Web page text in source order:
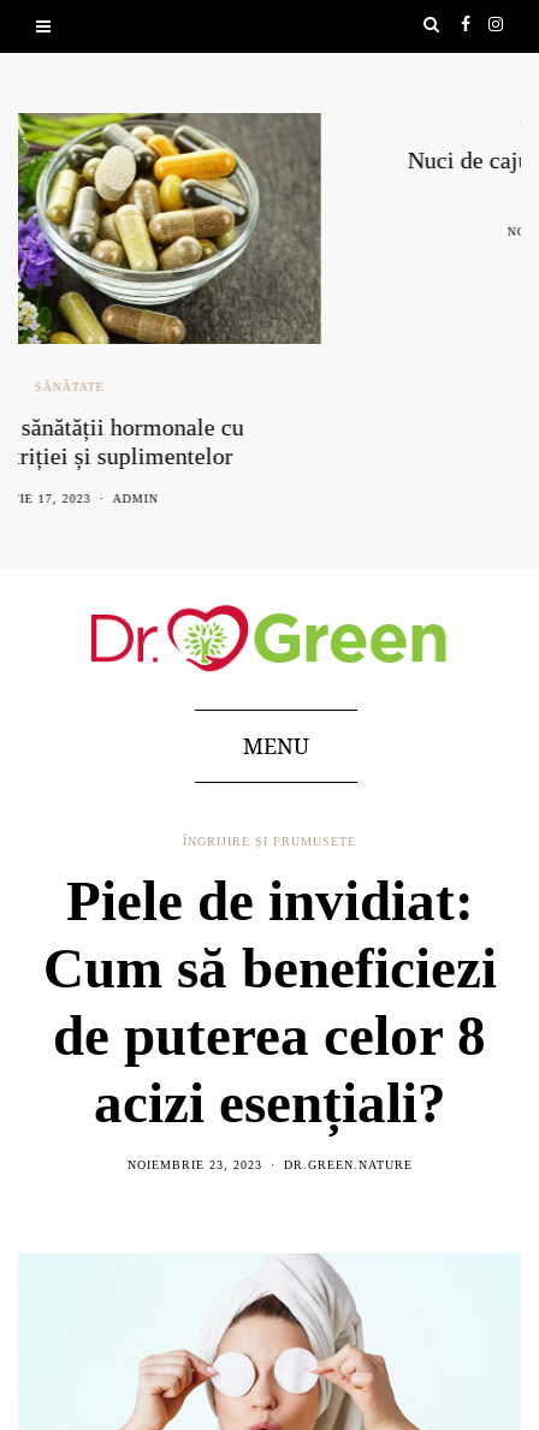
Nuci de caju: beneficii, contraindicații și
mod de consum
NOIEMBRIE 26, 2021
MENU
ÎNGRIJIRE ȘI FRUMUSEȚE
Piele de invidiat:
Cum să beneficiezi
de puterea celor 8
acizi esențiali?
NOIEMBRIE 23, 2023 DR.GREEN.NATURE